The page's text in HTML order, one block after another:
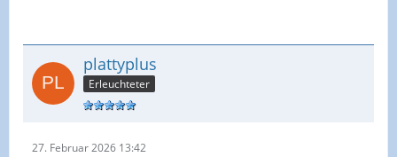
plattyplus
Erleuchteter
27. Februar 2026 13:42